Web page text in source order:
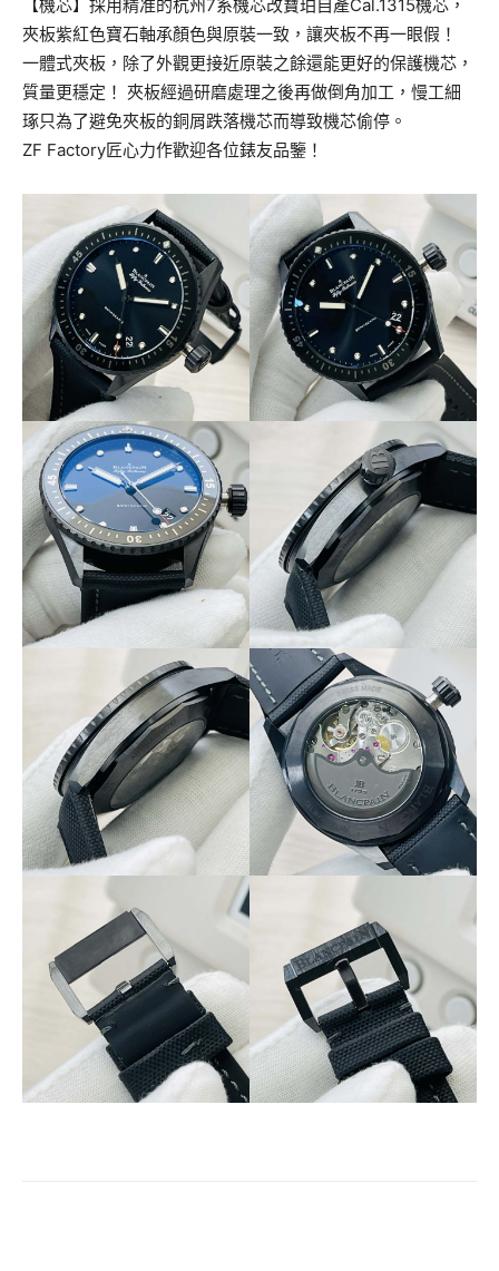
【機芯】採用精准的杭州7系機芯改寶珀自產Cal.1315機芯，
夾板紫紅色寶石軸承顏色與原裝一致，讓夾板不再一眼假！
一體式夾板，除了外觀更接近原裝之餘還能更好的保護機芯，
質量更穩定！ 夾板經過研磨處理之後再做倒角加工，慢工細
琢只為了避免夾板的銅屑跌落機芯而導致機芯偷停。
ZF Factory匠心力作歡迎各位錶友品鑒！